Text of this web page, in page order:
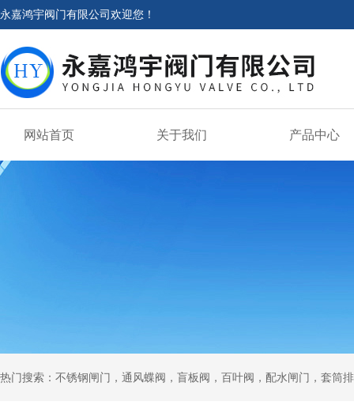
永嘉鸿宇阀门有限公司欢迎您！
网站首页 关于我们 产品中心
热门搜索：不锈钢闸门，通风蝶阀，盲板阀，百叶阀，配水闸门，套筒